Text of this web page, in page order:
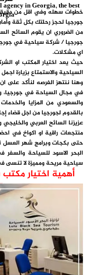
agency in Georgia, the best
خطوات سهله وفي اقل من
جورجيا لحجز رحلتك بكل ثقة
من الضروري ان يقوم السائح
جورجيا / شركة سياحية في
اي مشكلات.
حيث يعد اختيار المكتب او
السياحية والاستمتاع بزيارة
وهنا ننتهز الفرصه لنأكد على
في مجال السياحة في جورجيا،
والسعودي من المزايا
بالقدوم لجورجيا من اجل قضاء
عزيزنا السائح العربي
منتجعات راقية او اكواخ في
حتى بكجات وبرامج شهر العسل
البحر الاسود للسياحة
سياحية مريحة ومميزة لا تنسى
أهمية اختيار